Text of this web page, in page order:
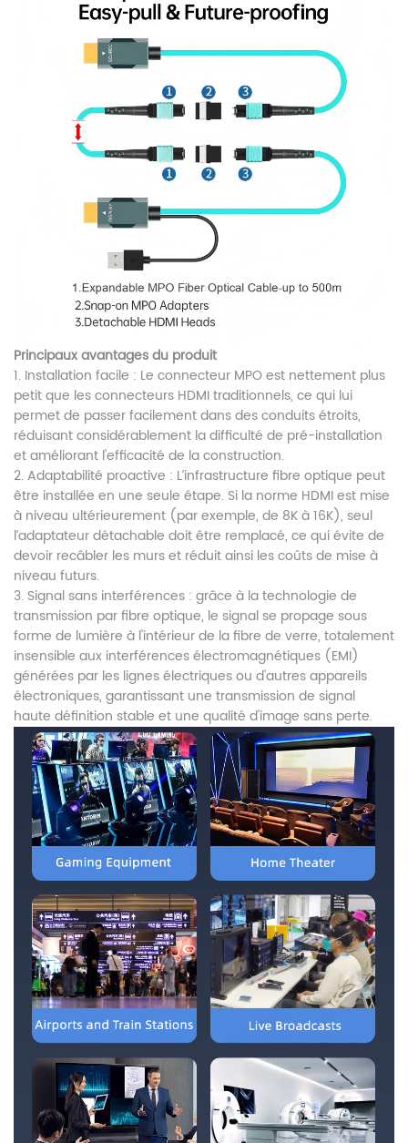
Principaux avantages du produit
1. Installation facile : Le connecteur MPO est nettement plus
petit que les connecteurs HDMI traditionnels, ce qui lui
permet de passer facilement dans des conduits étroits,
réduisant considérablement la difficulté de pré-installation
et améliorant l'efficacité de la construction.
2. Adaptabilité proactive : L’infrastructure fibre optique peut
être installée en une seule étape. Si la norme HDMI est mise
à niveau ultérieurement (par exemple, de 8K à 16K), seul
l’adaptateur détachable doit être remplacé, ce qui évite de
devoir recâbler les murs et réduit ainsi les coûts de mise à
niveau futurs.
3. Signal sans interférences : grâce à la technologie de
transmission par fibre optique, le signal se propage sous
forme de lumière à l'intérieur de la fibre de verre, totalement
insensible aux interférences électromagnétiques (EMI)
générées par les lignes électriques ou d'autres appareils
électroniques, garantissant une transmission de signal
haute définition stable et une qualité d'image sans perte.